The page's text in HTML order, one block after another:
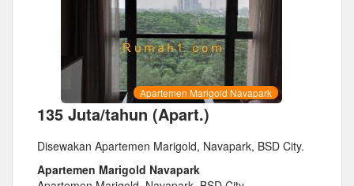
Apartemen Marigold Navapark
135 Juta/tahun (Apart.)
Disewakan Apartemen Marigold, Navapark, BSD City.
Apartemen Marigold Navapark